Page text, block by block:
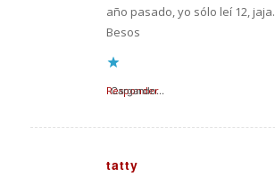
año pasado, yo sólo leí 12, jaja.
Besos
Cargando...
Responder
tatty